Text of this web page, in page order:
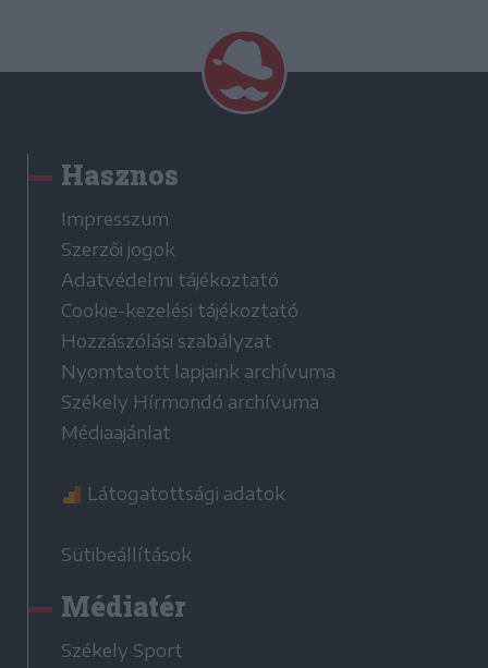
Hasznos
Impresszum
Szerzői jogok
Adatvédelmi tájékoztató
Cookie-kezelési tájékoztató
Hozzászólási szabályzat
Nyomtatott lapjaink archívuma
Székely Hírmondó archívuma
Médiaajánlat
Látogatottsági adatok
Sütibeállítások
Médiatér
Székely Sport